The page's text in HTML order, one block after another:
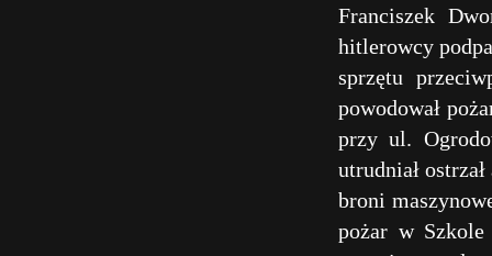
Franciszek
hitlerowcy
sprzętu
powodował
przy ul.
utrudniał
broni
pożar w Szkole